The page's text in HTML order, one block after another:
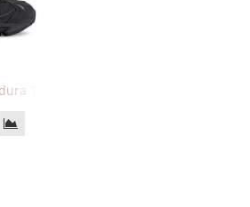
Trainers Black Cement